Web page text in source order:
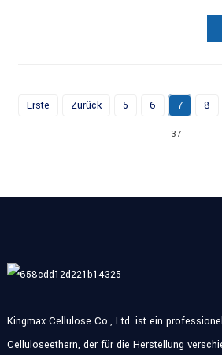
Erste Zurück 5 6 7 8
37
Kingmax Cellulose Co., Ltd. ist ein
Celluloseethern, der für die Herstellung